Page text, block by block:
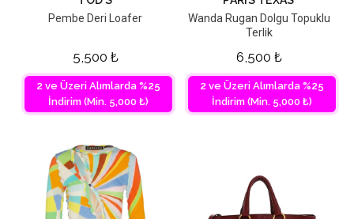
Pembe Deri Loafer
5,500 ₺
2 ve Üzeri Alımlarda %25
İndirim (Min. 5,000 ₺)
Wanda Rugan Dolgu Topuklu
Terlik
6,500 ₺
2 ve Üzeri Alımlarda %25
İndirim (Min. 5,000 ₺)